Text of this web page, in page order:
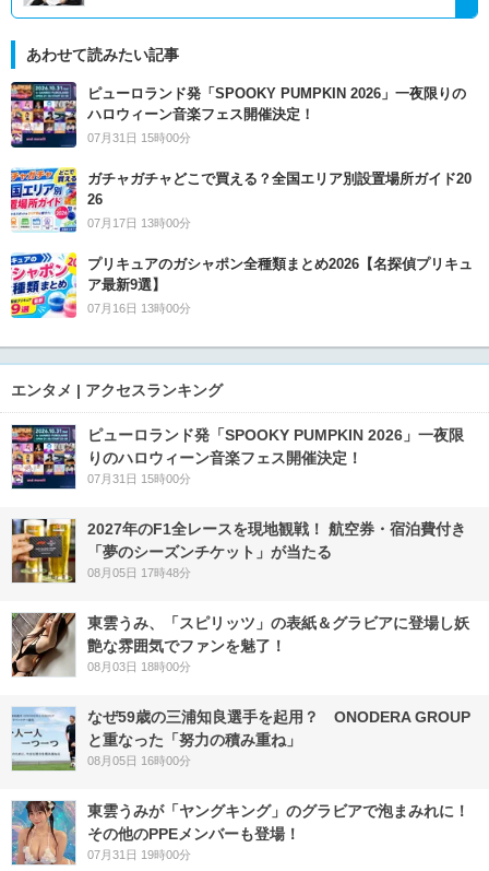
あわせて読みたい記事
ピューロランド発「SPOOKY PUMPKIN 2026」一夜限りの
ハロウィーン音楽フェス開催決定！
07月31日 15時00分
ガチャガチャどこで買える？全国エリア別設置場所ガイド20
26
07月17日 13時00分
プリキュアのガシャポン全種類まとめ2026【名探偵プリキュ
ア最新9選】
07月16日 13時00分
エンタメ | アクセスランキング
ピューロランド発「SPOOKY PUMPKIN 2026」一夜限
りのハロウィーン音楽フェス開催決定！
07月31日 15時00分
2027年のF1全レースを現地観戦！ 航空券・宿泊費付き
「夢のシーズンチケット」が当たる
08月05日 17時48分
東雲うみ、「スピリッツ」の表紙＆グラビアに登場し妖
艶な雰囲気でファンを魅了！
08月03日 18時00分
なぜ59歳の三浦知良選手を起用？ ONODERA GROUP
と重なった「努力の積み重ね」
08月05日 16時00分
東雲うみが「ヤングキング」のグラビアで泡まみれに！
その他のPPEメンバーも登場！
07月31日 19時00分